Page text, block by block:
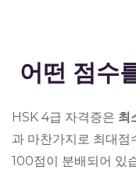
어떤 점수
HSK 4급 자격증은 최
과 마찬가지로 최대
100점이 분배되어 있